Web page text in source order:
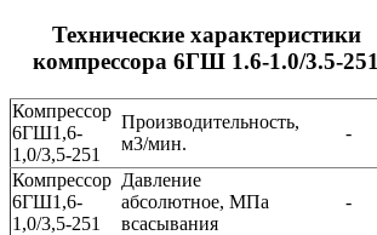
Технические характеристики
компрессора 6ГШ 1.6-1.0/3.5-251
Компрессор
6ГШ1,6-
1,0/3,5-251
Производительность,
м3/мин.
-
Компрессор
6ГШ1,6-
1,0/3,5-251
Давление
абсолютное, МПа
всасывания
-